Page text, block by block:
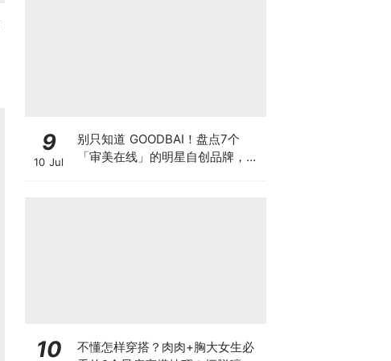
9
10 Jul
别只知道 GOODBAI！盘点7个
「审美在线」的明星自创品牌，张
10
不懂怎样穿搭？肉肉+胸大女生必